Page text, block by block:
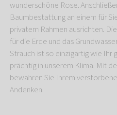
wunderschöne Rose.
Baumbestattung an einem für
privatem Rahmen ausrichten.
für die Erde und das
Strauch ist so einzigartig wie Ihr
prächtig in unserem Klima. Mit
bewahren Sie Ihrem
Andenken.